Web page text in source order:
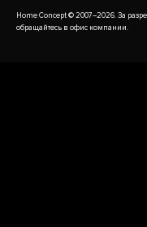
Home Concept © 2007–2026. За
обращайтесь в офис компании.